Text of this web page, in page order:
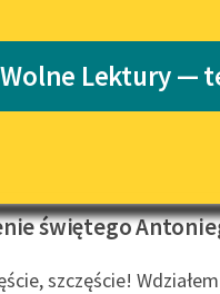
Lektury
literatury
E-kolekcja
literatury
uczennic i
Lektury —
świętego
szczęście!